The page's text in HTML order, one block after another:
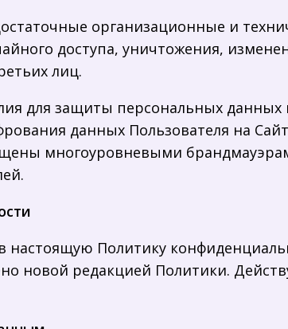
организационные и
доступа, уничтожения,
лиц.
для защиты персональных
данных Пользователя на
многоуровневыми
настоящую Политику
новой редакцией Политики.